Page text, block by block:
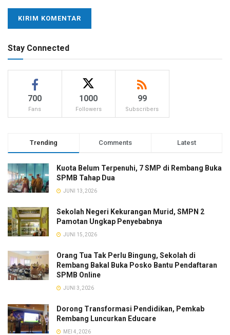
Stay Connected
700
Fans
1000
Followers
99
Subscribers
Trending Comments Latest
Kuota Belum Terpenuhi, 7 SMP di Rembang Buka
SPMB Tahap Dua
JUNI 13, 2026
Sekolah Negeri Kekurangan Murid, SMPN 2
Pamotan Ungkap Penyebabnya
JUNI 15, 2026
Orang Tua Tak Perlu Bingung, Sekolah di
Rembang Bakal Buka Posko Bantu Pendaftaran
SPMB Online
JUNI 3, 2026
Dorong Transformasi Pendidikan, Pemkab
Rembang Luncurkan Educare
MEI 4, 2026